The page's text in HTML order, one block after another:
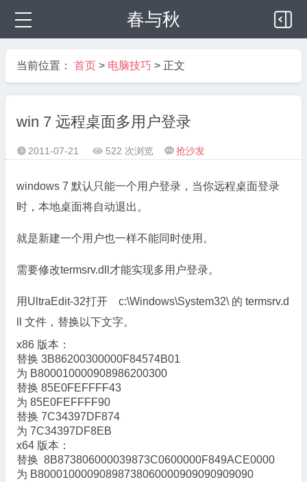
春与秋
当前位置： 首页 > 电脑技巧 > 正文
win 7 远程桌面多用户登录
 2011-07-21  522 次浏览  抢沙发
windows 7 默认只能一个用户登录，当你远程桌面登录
时，本地桌面将自动退出。
就是新建一个用户也一样不能同时使用。
需要修改termsrv.dll才能实现多用户登录。
用UltraEdit-32打开 c:\Windows\System32\ 的 termsrv.d
ll 文件，替换以下文字。
x86 版本：
替换 3B86200300000F84574B01
为 B800010000908986200300
替换 85E0FEFFFF43
为 85E0FEFFFF90
替换 7C34397DF874
为 7C34397DF8EB
x64 版本：
替换 8B873806000039873C0600000F849ACE0000
为 B80001000090898738060000909090909090